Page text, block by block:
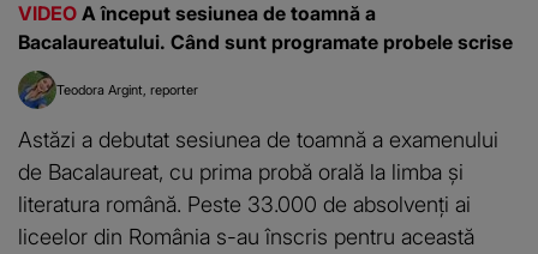
VIDEO A început sesiunea de toamnă a
Bacalaureatului. Când sunt programate probele scrise
Teodora Argint reporter
Astăzi a debutat sesiunea de toamnă a examenului
de Bacalaureat, cu prima probă orală la limba și
literatura română. Peste 33.000 de absolvenți ai
liceelor din România s-au înscris pentru această